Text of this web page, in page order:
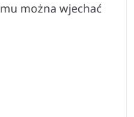
można wjechać